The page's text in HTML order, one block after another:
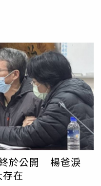
於公開 楊爸淚
在